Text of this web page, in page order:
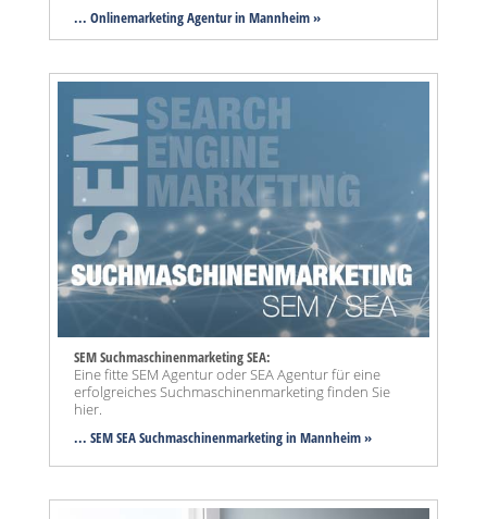
... Onlinemarketing Agentur in Mannheim »
SEM Suchmaschinenmarketing SEA:
Eine fitte SEM Agentur oder SEA Agentur für eine
erfolgreiches Suchmaschinenmarketing finden Sie
hier.
... SEM SEA Suchmaschinenmarketingin Mannheim »